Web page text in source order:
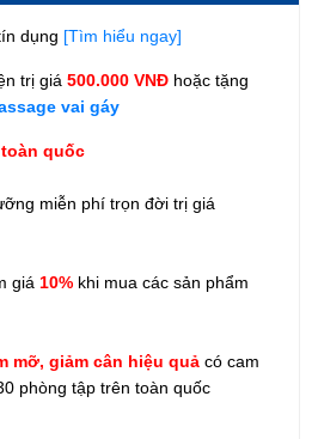
dụng [Tìm hiểu ngay]
trị giá 500.000 VNĐ hoặc tặng
vai gáy
quốc
miễn phí trọn đời trị giá
giá 10% khi mua các sản phẩm
mỡ, giảm cân hiệu quả có cam
phòng tập trên toàn quốc